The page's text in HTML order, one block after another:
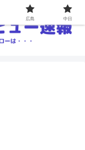
広島 中日